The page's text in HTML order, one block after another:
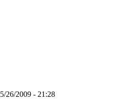
26/2009 - 21:28